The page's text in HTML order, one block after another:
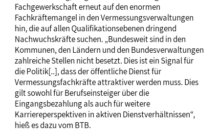
Fachgewerkschaft erneut auf den enormen
Fachkräftemangel in den Vermessungsverwaltungen
hin, die auf allen Qualifikationsebenen dringend
Nachwuchskräfte suchen. „Bundesweit sind in den
Kommunen, den Ländern und den Bundesverwaltungen
zahlreiche Stellen nicht besetzt. Dies ist ein Signal für
die Politik[..], dass der öffentliche Dienst für
Vermessungsfachkräfte attraktiver werden muss. Dies
gilt sowohl für Berufseinsteiger über die
Eingangsbezahlung als auch für weitere
Karriereperspektiven in aktiven Dienstverhältnissen“,
hieß es dazu vom BTB.